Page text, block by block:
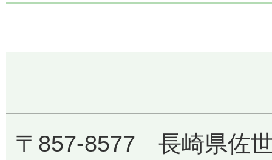
〒857-8577 長崎県佐